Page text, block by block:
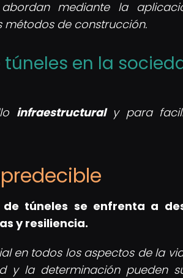
mediante la
métodos de construcción.
en la
infraestructuraly para
túneles se enfrenta a
y resiliencia.
en todos los aspectos de la
y la determinación pueden